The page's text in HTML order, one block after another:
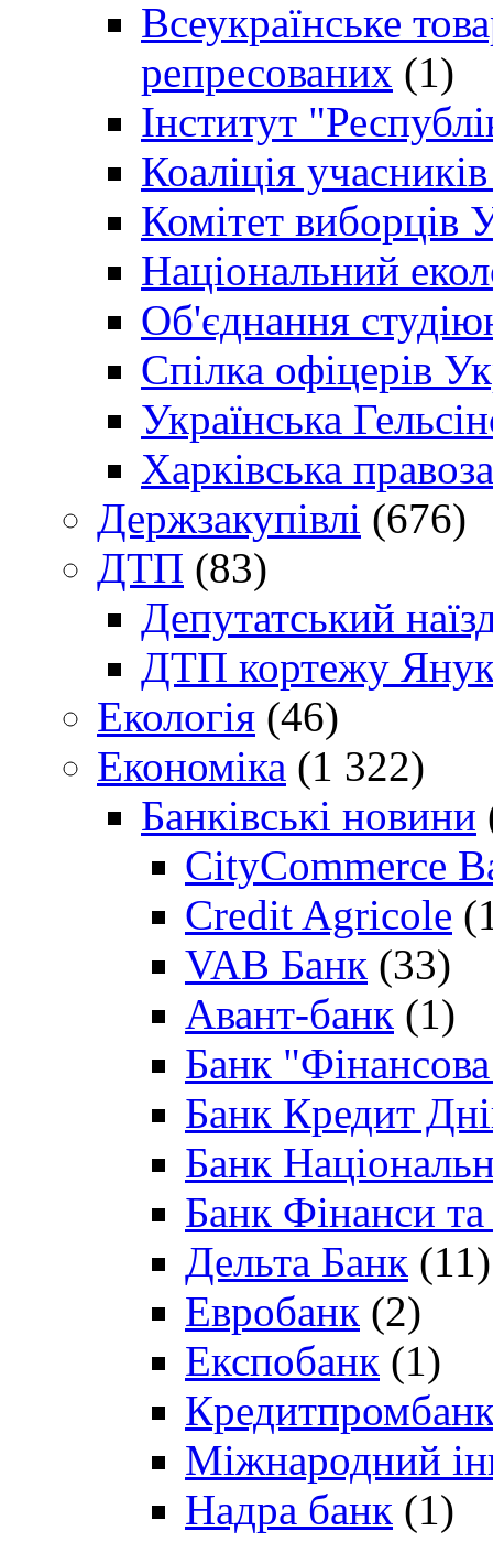
Всеукраїнське
репресованих (1)
Інститут
Коаліція
Комітет виборців
Національний
Об'єднання
Спілка офіцерів
Українська
Харківська
Держзакупівлі (676)
ДТП (83)
Депутатський
ДТП кортежу
Екологія (46)
Економіка (1 322)
Банківські новини
CityCommerce
Credit Agricole
VAB Банк (33)
Авант-банк (1)
Банк "Фінансова
Банк Кредит
Банк
Банк Фінанси
Дельта Банк (11)
Евробанк (2)
Експобанк (1)
Міжнародний
Надра банк (1)